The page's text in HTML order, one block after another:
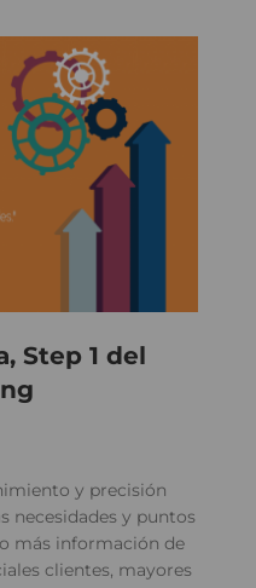
Step 1 del
y precisión
necesidades y puntos
más información de
clientes, mayores